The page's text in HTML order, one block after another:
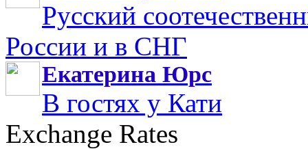
Русский
России и в СНГ
Екатерина Юрс
В гостях у Кати
Exchange Rates